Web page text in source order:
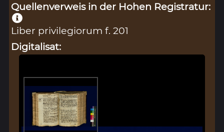
Quellenverweis in der Hohen Registratur:
Liber privilegiorum f. 201
Digitalisat: